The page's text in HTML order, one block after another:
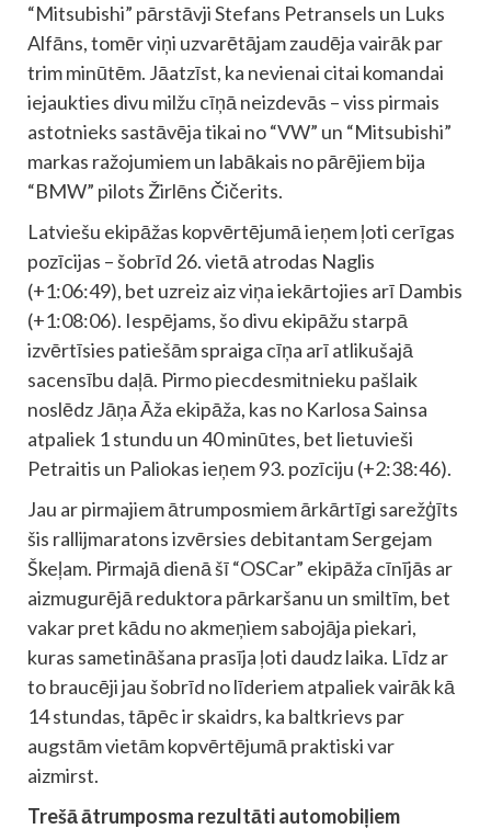
“Mitsubishi” pārstāvji Stefans Petransels un Luks
Alfāns, tomēr viņi uzvarētājam zaudēja vairāk par
trim minūtēm. Jāatzīst, ka nevienai citai komandai
iejaukties divu milžu cīņā neizdevās – viss pirmais
astotnieks sastāvēja tikai no “VW” un “Mitsubishi”
markas ražojumiem un labākais no pārējiem bija
“BMW” pilots Žirlēns Čičerits.
Latviešu ekipāžas kopvērtējumā ieņem ļoti cerīgas
pozīcijas – šobrīd 26. vietā atrodas Naglis
(+1:06:49), bet uzreiz aiz viņa iekārtojies arī Dambis
(+1:08:06). Iespējams, šo divu ekipāžu starpā
izvērtīsies patiešām spraiga cīņa arī atlikušajā
sacensību daļā. Pirmo piecdesmitnieku pašlaik
noslēdz Jāņa Āža ekipāža, kas no Karlosa Sainsa
atpaliek 1 stundu un 40 minūtes, bet lietuvieši
Petraitis un Paliokas ieņem 93. pozīciju (+2:38:46).
Jau ar pirmajiem ātrumposmiem ārkārtīgi sarežģīts
šis rallijmaratons izvērsies debitantam Sergejam
Škeļam. Pirmajā dienā šī “OSCar” ekipāža cīnījās ar
aizmugurējā reduktora pārkaršanu un smiltīm, bet
vakar pret kādu no akmeņiem sabojāja piekari,
kuras sametināšana prasīja ļoti daudz laika. Līdz ar
to braucēji jau šobrīd no līderiem atpaliek vairāk kā
14 stundas, tāpēc ir skaidrs, ka baltkrievs par
augstām vietām kopvērtējumā praktiski var
aizmirst.
Trešā ātrumposma rezultāti automobiļiem